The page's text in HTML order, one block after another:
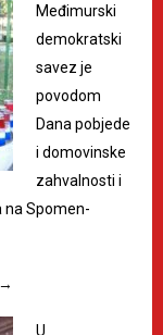
Međimurski
demokratski
savez je
povodom
Dana pobjede
i domovinske
zahvalnosti i
na Spomen-
→
U